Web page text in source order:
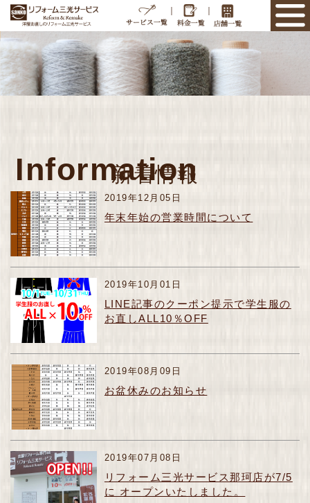
｜ ｜
Information
新着情報
2019年12月05日
年末年始の営業時間について
2019年10月01日
LINE記事のクーポン提示で学生服の
お直しALL10％OFF
2019年08月09日
お盆休みのお知らせ
2019年07月08日
リフォーム三光サービス那珂店が7/5
に オープンいたしました。